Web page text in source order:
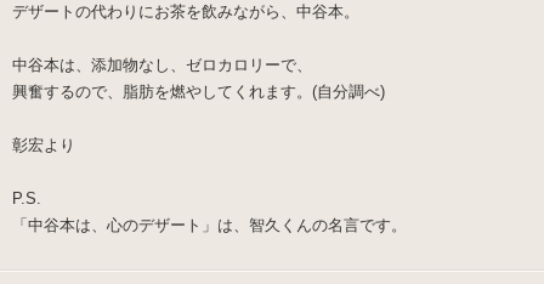
デザートの代わりにお茶を飲みながら、中谷本。
中谷本は、添加物なし、ゼロカロリーで、
興奮するので、脂肪を燃やしてくれます。(自分調べ)
彰宏より
P.S.
「中谷本は、心のデザート」は、 智久くんの名言です。